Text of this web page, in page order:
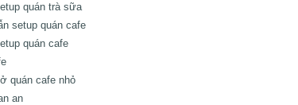
quán trà sữa
setup quán cafe
quán cafe
quán cafe nhỏ
an